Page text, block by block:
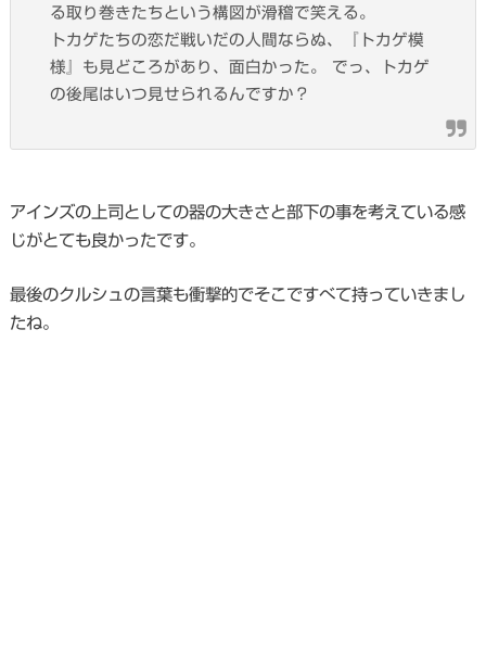
る取り巻きたちという構図が滑稽で笑える。
トカゲたちの恋だ戦いだの人間ならぬ、『トカゲ模
様』も見どころがあり、面白かった。 でっ、トカゲ
の後尾はいつ見せられるんですか？
アインズの上司としての器の大きさと部下の事を考えている感
じがとても良かったです。
最後のクルシュの言葉も衝撃的でそこですべて持っていきまし
たね。